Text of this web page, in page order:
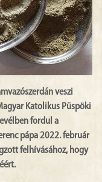
veszi
Katolikus Püspöki
fordul a
pápa 2022. február
felhívásához, hogy